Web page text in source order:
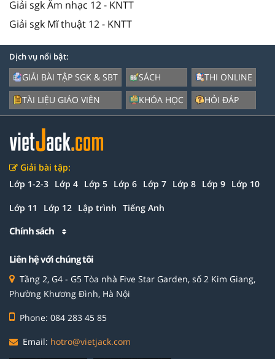
Giải sgk Âm nhạc 12 - KNTT
Giải sgk Mĩ thuật 12 - KNTT
Dịch vụ nổi bật:
GIẢI BÀI TẬP SGK & SBT
TÀI LIỆU GIÁO VIÊN
SÁCH
KHÓA HỌC
THI ONLINE
HỎI ĐÁP
Giải bài tập:
Lớp 1-2-3 Lớp 4 Lớp 5 Lớp 6 Lớp 7 Lớp 8 Lớp 9 Lớp 10
Lớp 11 Lớp 12 Lập trình Tiếng Anh
Chính sách
Liên hệ với chúng tôi
Tầng 2, G4 - G5 Tòa nhà Five Star Garden, số 2 Kim Giang,
Phường Khương Đình, Hà Nội
Phone: 084 283 45 85
Email: hotro@vietjack.com